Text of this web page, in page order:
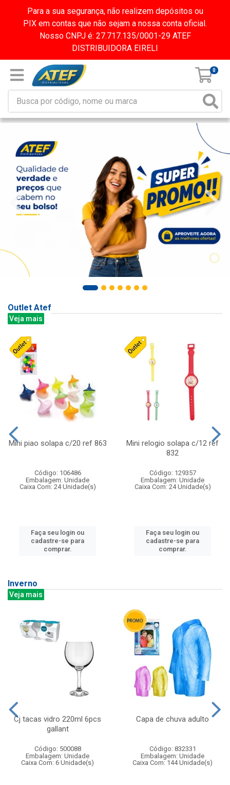
Para a sua segurança, não realizem depósitos ou
PIX em contas que não sejam a nossa conta oficial.
Nosso CNPJ é: 27.717.135/0001-29 ATEF
DISTRIBUIDORA EIRELI
0
Outlet Atef
Veja mais
Mini piao solapa c/20 ref 863
Código: 106486
Embalagem: Unidade
Caixa Com: 24 Unidade(s)
Faça seu login ou
cadastre-se para
comprar.
Mini relogio solapa c/12 ref
832
Código: 129357
Embalagem: Unidade
Caixa Com: 24 Unidade(s)
Faça seu login ou
cadastre-se para
comprar.
Inverno
Veja mais
Cj tacas vidro 220ml 6pcs
gallant
Código: 500088
Embalagem: Unidade
Caixa Com: 6 Unidade(s)
Capa de chuva adulto
Código: 832331
Embalagem: Unidade
Caixa Com: 144 Unidade(s)